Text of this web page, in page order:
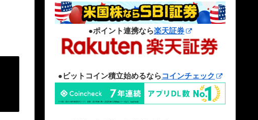
●ポイント連携なら楽天証券
●ビットコイン積立始めるならコインチェック